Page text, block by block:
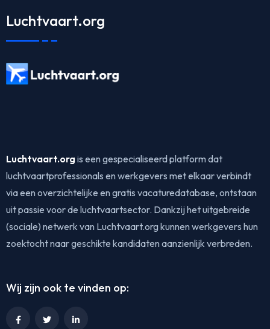
Luchtvaart.org
Luchtvaart.org is een gespecialiseerd platform dat
luchtvaartprofessionals en werkgevers met elkaar verbindt
via een overzichtelijke en gratis vacaturedatabase, ontstaan
uit passie voor de luchtvaartsector. Dankzij het uitgebreide
(sociale) netwerk van Luchtvaart.org kunnen werkgevers hun
zoektocht naar geschikte kandidaten aanzienlijk verbreden.
Wij zijn ook te vinden op: